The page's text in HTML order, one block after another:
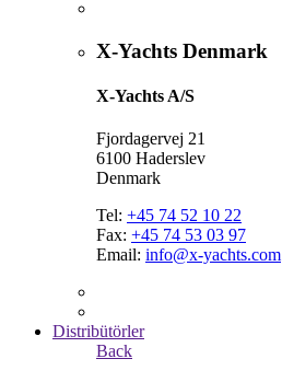
X-Yachts Denmark
X-Yachts A/S
Fjordagervej 21
6100 Haderslev
Denmark
Tel: +45 74 52 10 22
Fax: +45 74 53 03 97
Email: info@x-yachts.com
Distribütörler
Back